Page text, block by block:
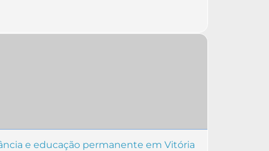
e educação permanente em Vitória